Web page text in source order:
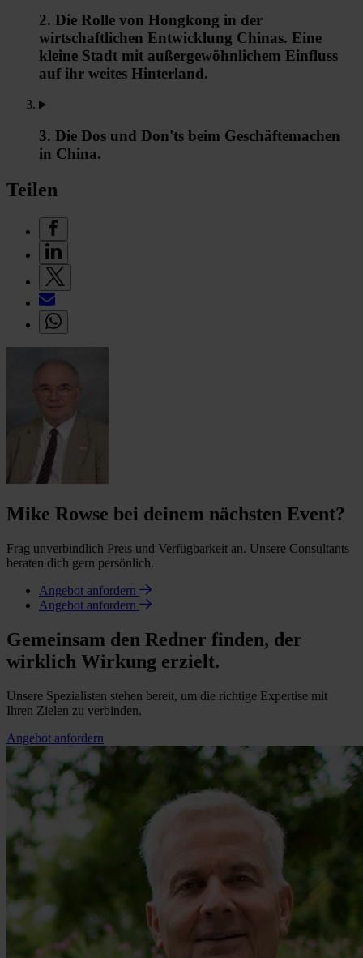
2. Die Rolle von Hongkong in der
wirtschaftlichen Entwicklung Chinas. Eine
kleine Stadt mit außergewöhnlichem Einfluss
auf ihr weites Hinterland.
3. Die Dos und Don'ts beim Geschäftemachen
in China.
Teilen
Mike Rowse bei deinem nächsten Event?
Frag unverbindlich Preis und Verfügbarkeit an. Unsere Consultants
beraten dich gern persönlich.
Angebot anfordern
Angebot anfordern
Gemeinsam den Redner finden, der
wirklich Wirkung erzielt.
Unsere Spezialisten stehen bereit, um die richtige Expertise mit
Ihren Zielen zu verbinden.
Angebot anfordern